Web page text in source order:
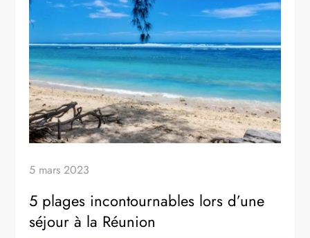
5 mars 2023
5 plages incontournables lors d’une
séjour à la Réunion